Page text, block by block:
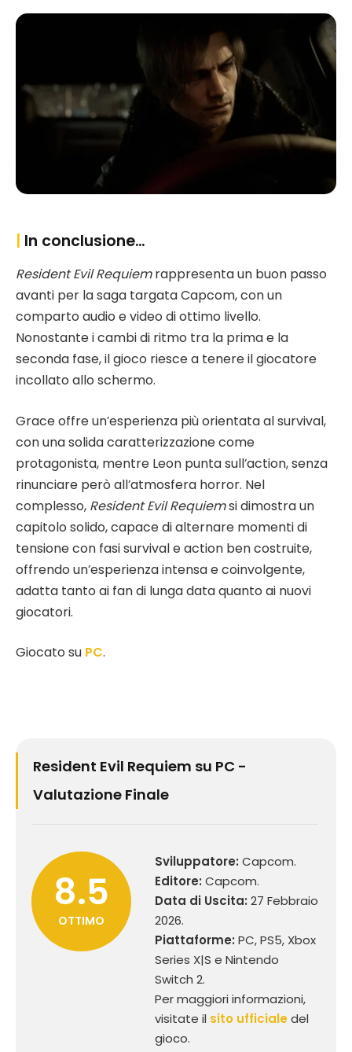
| In conclusione…
Resident Evil Requiemrappresenta un buon passo
avanti per la saga targata Capcom, con un
comparto audio e video di ottimo livello.
Nonostante i cambi di ritmo tra la prima e la
seconda fase, il gioco riesce a tenere il giocatore
incollato allo schermo.
Grace offre un’esperienza più orientata al survival,
con una solida caratterizzazione come
protagonista, mentre Leon punta sull’action, senza
rinunciare però all’atmosfera horror. Nel
complesso, Resident Evil Requiemsi dimostra un
capitolo solido, capace di alternare momenti di
tensione con fasi survival e action ben costruite,
offrendo un’esperienza intensa e coinvolgente,
adatta tanto ai fan di lunga data quanto ai nuovi
giocatori.
Giocato su PC.
Resident Evil Requiem su PC -
Valutazione Finale
8.5
OTTIMO
Sviluppatore: Capcom.
Editore: Capcom.
Data di Uscita: 27 Febbraio
2026.
Piattaforme: PC, PS5, Xbox
Series X|S e Nintendo
Switch 2.
Per maggiori informazioni,
visitate il sito ufficialedel
gioco.